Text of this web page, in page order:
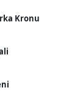
Kronu